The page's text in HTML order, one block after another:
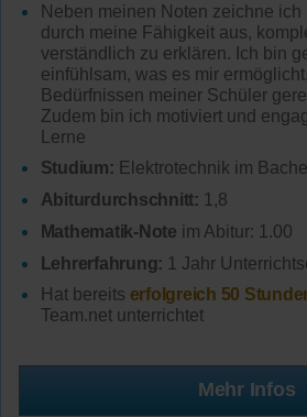
Neben meinen Noten zeichne
durch meine Fähigkeit aus,
verständlich zu erklären. Ich bin
einfühlsam, was es mir
Bedürfnissen meiner Schüler
Zudem bin ich motiviert und
Lerne
Studium: Elektrotechnik im
Abiturdurchschnitt: 1,8
Mathematik-Note im Abitur: 1.00
Lehrerfahrung: 1 Jahr
Hat bereits erfolgreich 50
Team.net unterrichtet
Mehr Infos